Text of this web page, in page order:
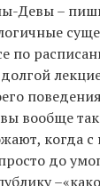
Девы –
по
вообще
когда
до